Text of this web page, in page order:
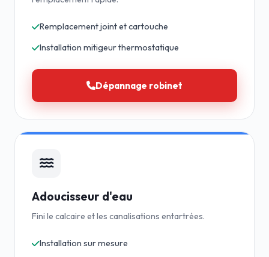
Remplacement joint et cartouche
Installation mitigeur thermostatique
Dépannage robinet
Adoucisseur d'eau
Fini le calcaire et les canalisations entartrées.
Installation sur mesure